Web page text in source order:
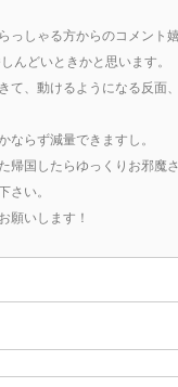
っしゃる方からのコメント嬉
んどいときかと思います。
て、動けるようになる反面
ならず減量できますし。
帰国したらゆっくりお邪魔
さい。
願いします！